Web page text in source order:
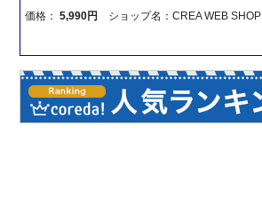
価格：5,990円 ショップ名：CREA WEB SHOP